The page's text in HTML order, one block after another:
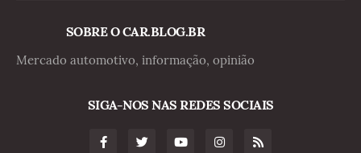
SOBRE O CAR.BLOG.BR
Mercado automotivo, informação, opinião
SIGA-NOS NAS REDES SOCIAIS